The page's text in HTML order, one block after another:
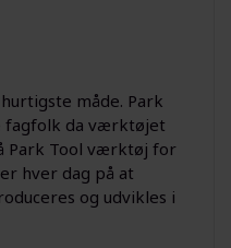
måde. Park
fagfolk da værktøjet
Park Tool værktøj for
hver dag på at
og udvikles i